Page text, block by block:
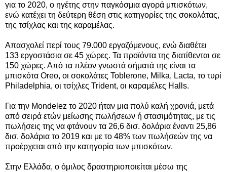
για το 2020, ο ηγέτης στην παγκόσμια αγορά μπισκότων,
ενώ κατέχει τη δεύτερη θέση στις κατηγορίες της σοκολάτας,
της τσίχλας και της καραμέλας.
Απασχολεί περί τους 79.000 εργαζόμενους, ενώ διαθέτει
133 εργοστάσια σε 45 χώρες. Τα προϊόντα της διατίθενται σε
150 χώρες. Από τα πλέον γνωστά σήματά της είναι τα
μπισκότα Oreo, οι σοκολάτες Toblerone, Milka, Lacta, το τυρί
Philadelphia, οι τσίχλες Trident, οι καραμέλες Halls.
Για την Mondelez το 2020 ήταν μια πολύ καλή χρονιά, μετά
από σειρά ετών μείωσης πωλήσεων ή στασιμότητας, με τις
πωλήσεις της να φτάνουν τα 26,6 δισ. δολάρια έναντι 25,86
δισ. δολάρια το 2019 και με το 48% των πωλήσεών της να
προέρχεται από την κατηγορία των μπισκότων.
Στην Ελλάδα, ο όμιλος δραστηριοποιείται μέσω της